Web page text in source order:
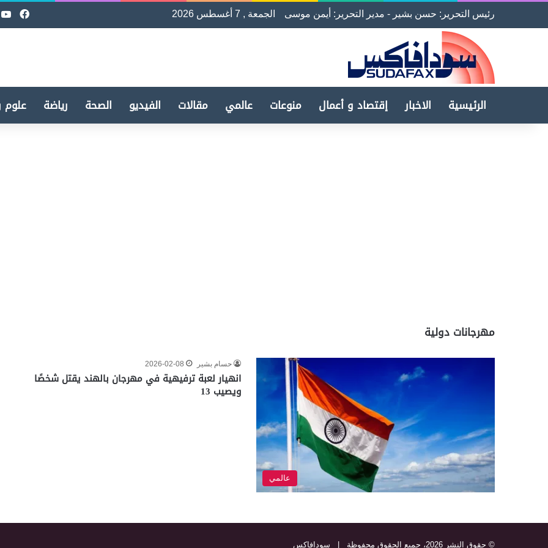
رئيس التحرير: حسن بشير - مدير التحرير: أيمن موسى الجمعة , 7 أغسطس 2026
الرئيسية الاخبار إقتصاد و أعمال منوعات عالمي مقالات الفيديو الصحة رياضة علوم
مهرجانات دولية
عالمي
حسام بشير 2026-02-08
انهيار لعبة ترفيهية في مهرجان بالهند يقتل شخصًا
ويصيب 13
© حقوق النشر 2026، جميع الحقوق محفوظة | سودافاكس